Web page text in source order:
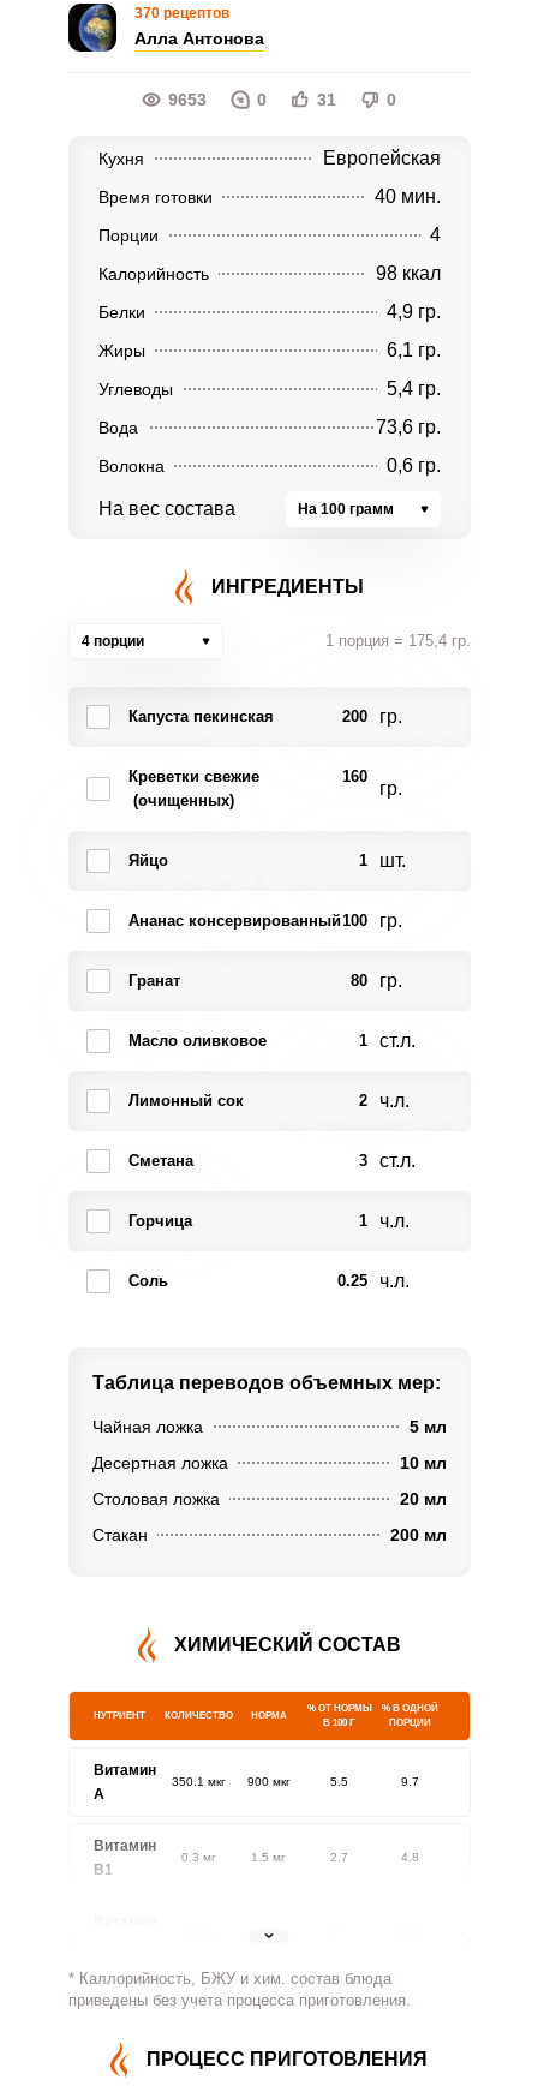
370 рецептов
Алла Антонова
9653 0 31 0
Кухня Европейская
Время готовки 40 мин.
Порции 4
Калорийность 98 ккал
Белки 4,9 гр.
Жиры 6,1 гр.
Углеводы 5,4 гр.
Вода 73,6 гр.
Волокна 0,6 гр.
На вес состава На 100 грамм
ИНГРЕДИЕНТЫ
4 порции 1 порция = 175,4 гр.
Капуста пекинская 200 гр.
Креветки свежие
(очищенных)
160
гр.
Яйцо 1 шт.
Ананас консервированный100 гр.
Гранат 80 гр.
Масло оливковое 1 ст.л.
Лимонный сок 2 ч.л.
Сметана 3 ст.л.
Горчица 1 ч.л.
Соль 0.25 ч.л.
Таблица переводов объемных мер:
Чайная ложка
5 мл
Десертная ложка
10 мл
Столовая ложка
20 мл
Стакан
200 мл
ХИМИЧЕСКИЙ СОСТАВ
НУТРИЕНТ КОЛИЧЕСТВО НОРМА
% ОТ НОРМЫ
В 100 Г
% В ОДНОЙ
ПОРЦИИ
Витамин
A
350.1 мкг 900 мкг 5.5 9.7
Витамин
В1
0.3 мг 1.5 мг 2.7 4.8
1.8 мг
Витамин
363.6 мг 500 мг 10.4 18.2
Витамин
* Каллорийность, БЖУ и хим. состав блюда
приведены без учета процесса приготовления.
ПРОЦЕСС ПРИГОТОВЛЕНИЯ